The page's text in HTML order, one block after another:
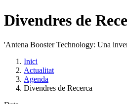
Divendres de
'Antena Booster Technology: Una
Inici
Actualitat
Agenda
Divendres de Recerca